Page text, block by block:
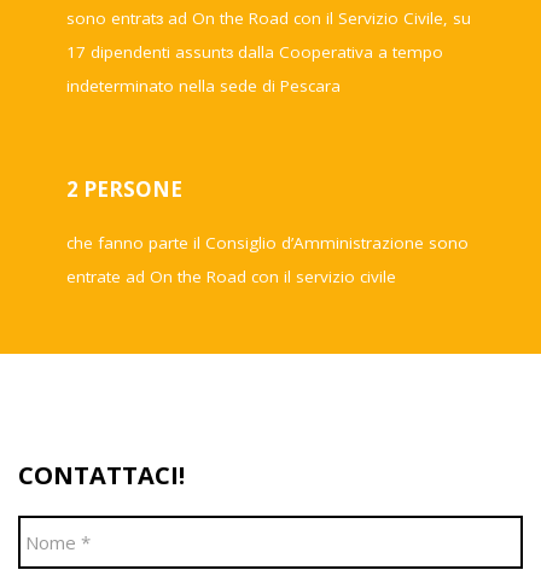
sono entratɜ ad On the Road con il Servizio Civile, su
17 dipendenti assuntɜ dalla Cooperativa a tempo
indeterminato nella sede di Pescara
2 PERSONE
che fanno parte il Consiglio d’Amministrazione sono
entrate ad On the Road con il servizio civile
CONTATTACI!